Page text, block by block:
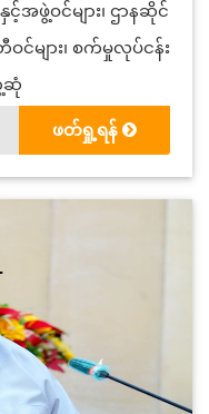
ဖွဲ့ဝင်များ၊ ဌာနဆိုင်
ဝင်များ၊ စက်မှုလုပ်ငန်း
ဆုံ
ဖတ်ရှု့ရန်